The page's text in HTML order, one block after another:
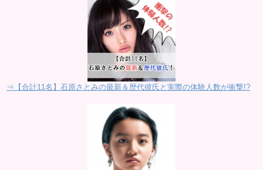
⇒【合計11名】石原さとみの最新＆歴代彼氏と実際の体験人数が衝撃!?